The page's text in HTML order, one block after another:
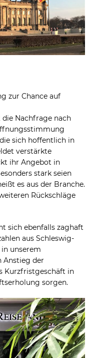
zur Chance auf
Nachfrage nach
sich hoffentlich in
verstärkte
ihr Angebot in
stark seien
es aus der Branche.
Rückschläge
sich ebenfalls zaghaft
aus Schleswig-
unserem
Anstieg der
Kurzfristgeschäft in
sorgen.